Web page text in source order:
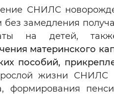
СНИЛС
без замедления
на детей,
материнского
пособий,
жизни СНИЛС
формирования